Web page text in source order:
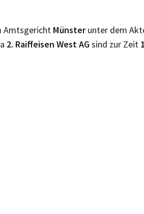
Amtsgericht Münsterunter dem
2. Raiffeisen West AGsind zur Zeit 1